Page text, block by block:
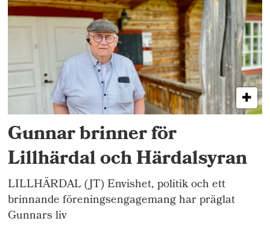
Gunnar brinner för
Lillhärdal och Härdalsyran
LILLHÄRDAL (JT) Envishet, politik och ett
brinnande föreningsengagemang har präglat
Gunnars liv